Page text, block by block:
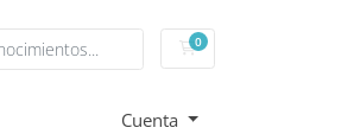
0Carrito
Cuenta